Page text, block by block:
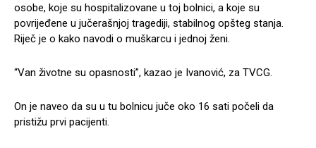
osobe, koje su hospitalizovane u toj bolnici, a koje su
povrijeđene u jučerašnjoj tragediji, stabilnog opšteg stanja.
Riječ je o kako navodi o muškarcu i jednoj ženi.
“Van životne su opasnosti”, kazao je Ivanović, za TVCG.
On je naveo da su u tu bolnicu juče oko 16 sati počeli da
pristižu prvi pacijenti.